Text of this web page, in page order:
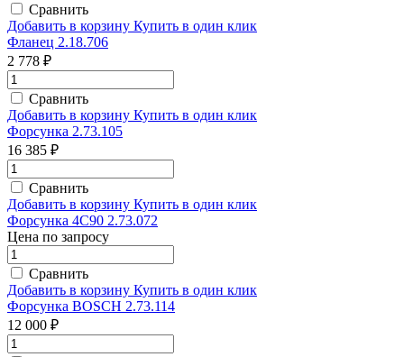
Сравнить
Добавить в корзину Купить в один клик
Фланец 2.18.706
2 778 ₽
Сравнить
Добавить в корзину Купить в один клик
Форсунка 2.73.105
16 385 ₽
Сравнить
Добавить в корзину Купить в один клик
Форсунка 4C90 2.73.072
Цена по запросу
Сравнить
Добавить в корзину Купить в один клик
Форсунка BOSCH 2.73.114
12 000 ₽